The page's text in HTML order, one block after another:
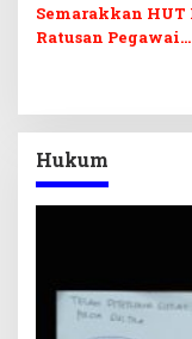
Semarakkan HUT
Ratusan Pegawai
Hukum